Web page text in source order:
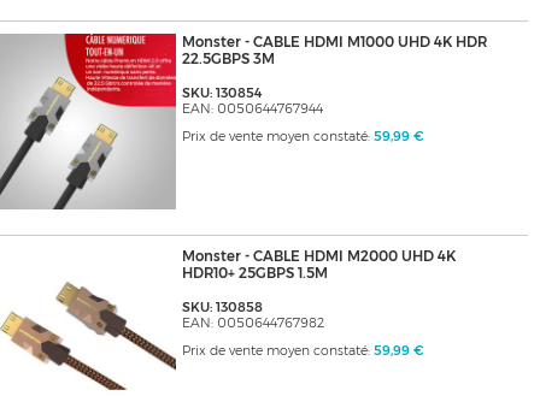
Monster - CABLE HDMI M1000 UHD 4K HDR
22.5GBPS 3M
SKU: 130854
EAN: 0050644767944
Prix de vente moyen constaté: 59,99 €
Monster - CABLE HDMI M2000 UHD 4K
HDR10+ 25GBPS 1.5M
SKU: 130858
EAN: 0050644767982
Prix de vente moyen constaté: 59,99 €